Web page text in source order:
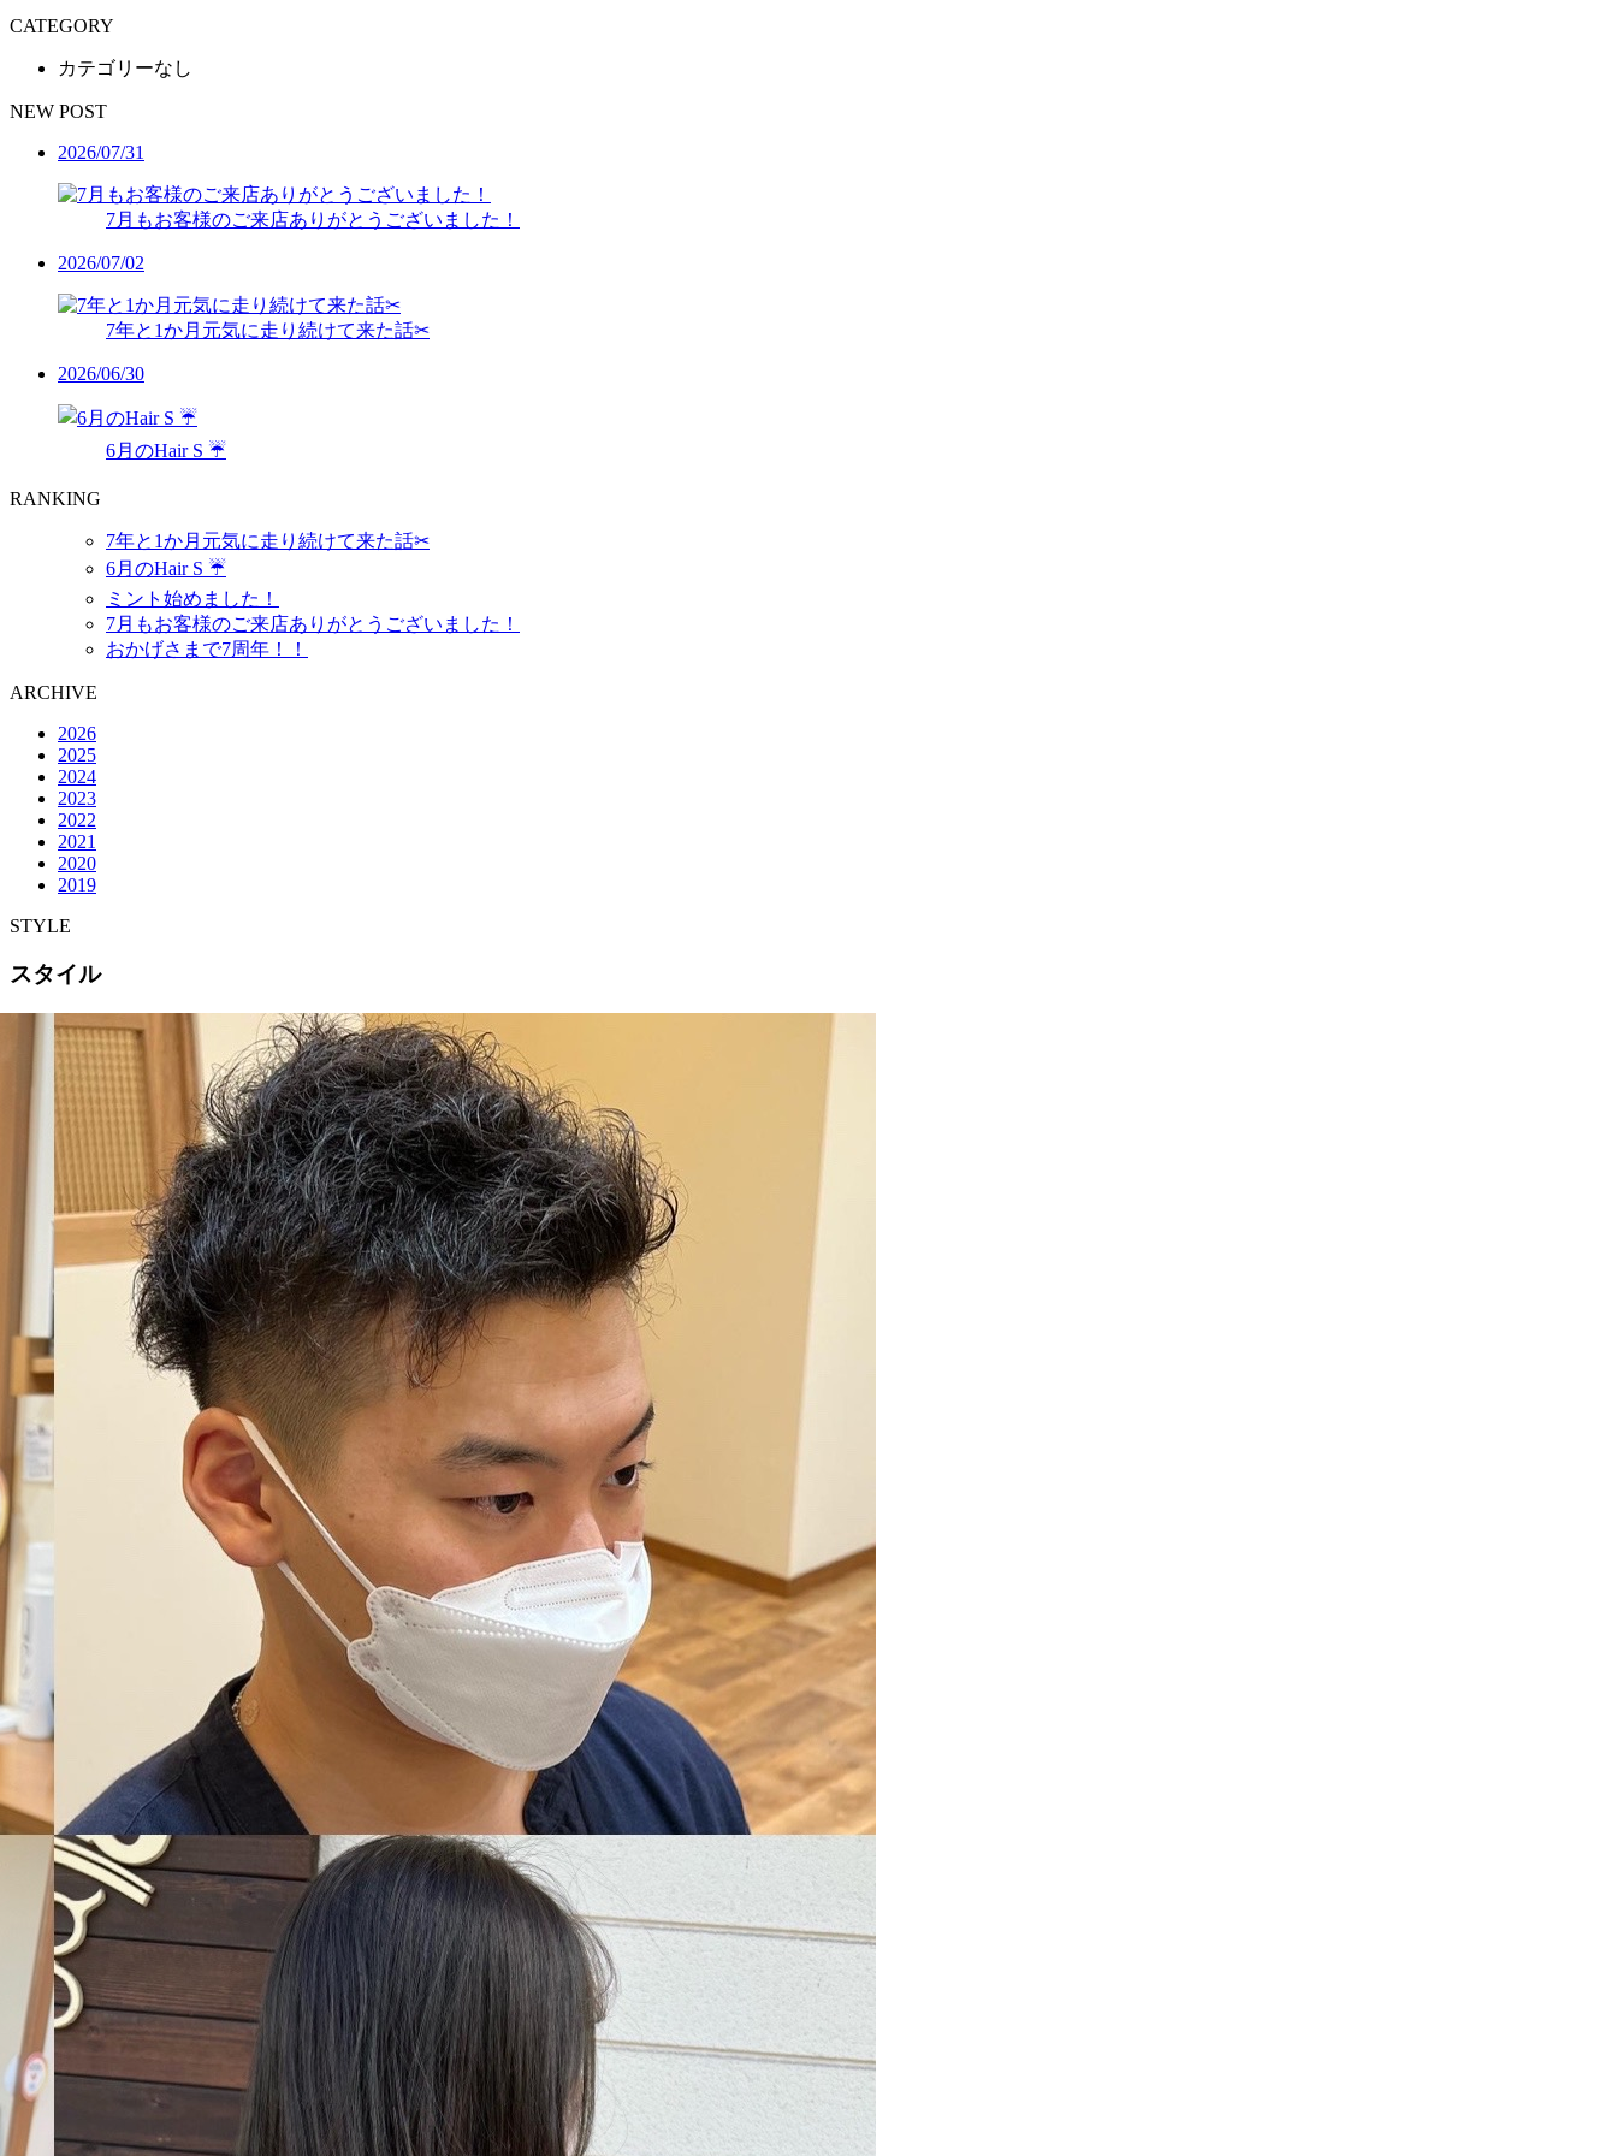
CATEGORY
カテゴリーなし
NEW POST
2026/07/31
7月もお客様のご来店ありがとうございました！
2026/07/02
7年と1か月元気に走り続けて来た話✂︎
2026/06/30
6月のHair S ☔️
RANKING
7年と1か月元気に走り続けて来た話✂︎
6月のHair S ☔️
ミント始めました！
7月もお客様のご来店ありがとうございました！
おかげさまで7周年！！
ARCHIVE
2026
2025
2024
2023
2022
2021
2020
2019
STYLE
スタイル